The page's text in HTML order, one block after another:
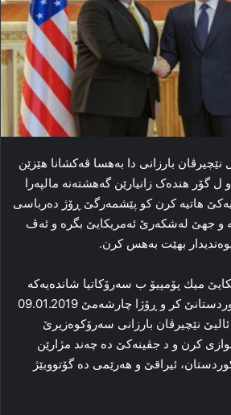
نێچیرڤان بارزانی دا به‌هسا ڤه‌کشانا هێزێن
گۆر هنده‌ک زانیارێن گه‌هشته‌نه‌ مالپه‌را
هاتیه‌ کرن کو پێشمه‌رگێ ڕۆژ ده‌رباسی
و جھێ له‌شکه‌رێ ئەمریکایێ بگرە و ئەڤ
بھێت بەھس كرن.
میك پۆمپیۆ ب سه‌رۆکاتیا شانده‌یه‌که‌
بالا سه‌ردانا باشوورێ کوردستانێ کر و ڕۆژا چارشه‌مێ 09.01.2019
نێچیرڤان بارزانی سه‌رۆکوه‌زیرێ
کرن و د جڤینه‌کێ ده‌ چه‌ند مژارێن
ئیراقێ و هه‌رێمی ده‌ گۆتووبێژ